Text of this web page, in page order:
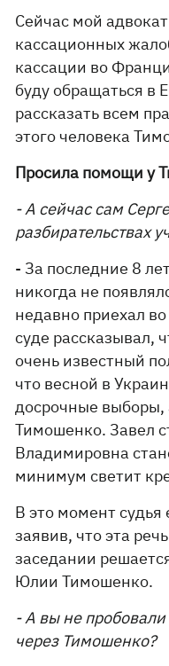
Сейчас мой
кассационных
кассации во
буду обращаться в
рассказать всем
этого человека
Просила помощи у
- А сейчас сам
разбирательствах
- За последние 8
никогда не
недавно приехал
суде рассказывал,
очень известный
что весной в
досрочные выборы,
Тимошенко. Завел
Владимировна
минимум светит
В это момент судья
заявив, что эта
заседании
Юлии Тимошенко.
- А вы не
через Тимошенко?